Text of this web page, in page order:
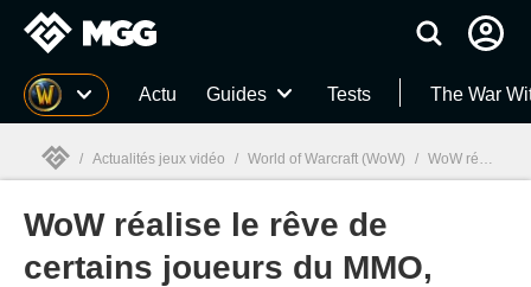
MGG Actu Guides Tests The War
MGG
/ Actualités jeux vidéo / World of Warcraft (WoW) / WoW réalise le rêve de certains joueurs du MMO, mais Blizzard le brise 2 jours après seulement...
WoW réalise le rêve de
certains joueurs du MMO,